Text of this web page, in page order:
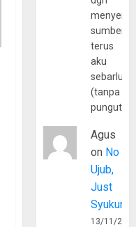
sumber
terus
aku
(tanpa
Agus
on No
Ujub,
Just
Syukur
13/11/